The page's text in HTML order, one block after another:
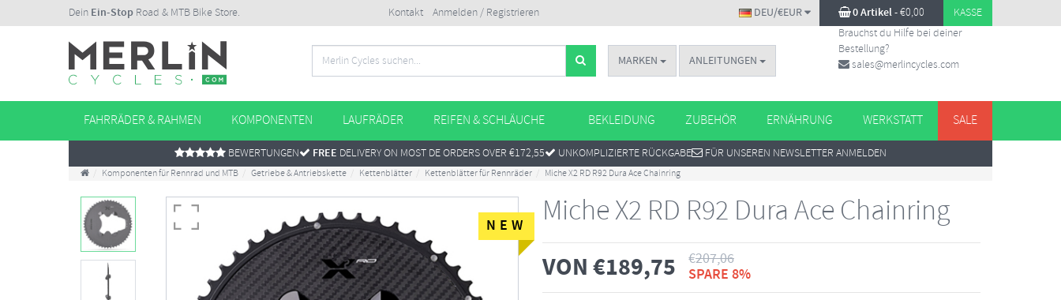
Dein Ein-Stop Road & MTB Bike Store. Kontakt Anmelden / Registrieren 0 Artikel-€0,00 KASSE
DEU/€EUR
MARKEN ANLEITUNGEN
Brauchst du Hilfe bei deiner
Bestellung?
sales@merlincycles.com
FAHRRÄDER & RAHMEN KOMPONENTEN LAUFRÄDER REIFEN & SCHLÄUCHE BEKLEIDUNG ZUBEHÖR ERNÄHRUNG WERKSTATT SALE
BEWERTUNGEN FREE DELIVERY ON MOST DE ORDERS OVER €172,55 UNKOMPLIZIERTE RÜCKGABE FÜR UNSEREN NEWSLETTER ANMELDEN
Komponenten für Rennrad und MTB Getriebe & Antriebskette Kettenblätter Kettenblätter für Rennräder Miche X2 RD R92 Dura Ace Chainring
NEW Miche X2 RD R92 Dura Ace Chainring
VON €189,75 €207,06
SPARE 8%